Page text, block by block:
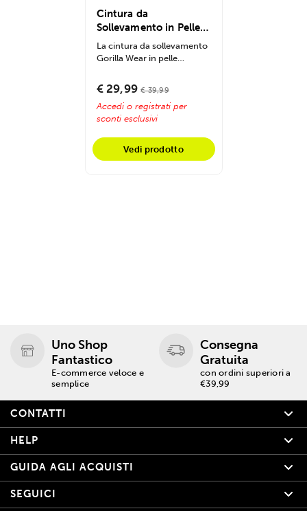
Cintura da
Sollevamento in Pelle
Imbottita 4 Pollici
La cintura da sollevamento
Gorilla Wear in pelle
supporto...
€ 29,99 € 39,99
Accedi o registrati per
sconti esclusivi
Vedi prodotto
Uno Shop
Fantastico
E-commerce veloce e
semplice
Consegna
Gratuita
con ordini superiori a
€39,99
CONTATTI
HELP
GUIDA AGLI ACQUISTI
SEGUICI